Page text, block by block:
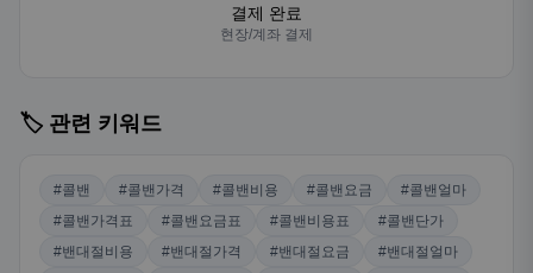
결제 완료
현장/계좌 결제
🏷️ 관련 키워드
#콜밴 #콜밴가격 #콜밴비용 #콜밴요금
#콜밴얼마
#콜밴가격표
#콜밴요금표 #콜밴비용표
#콜밴단가
#밴대절비용
#밴대절가격 #밴대절요금
#밴대절얼마